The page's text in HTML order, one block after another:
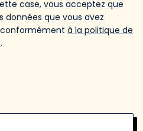
case, vous acceptez que
données que vous avez
à la politique de
.